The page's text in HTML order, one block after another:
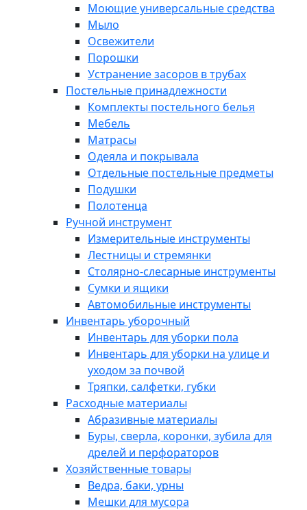
Моющие универсальные средства
Мыло
Освежители
Порошки
Устранение засоров в трубах
Постельные принадлежности
Комплекты постельного белья
Мебель
Матрасы
Одеяла и покрывала
Отдельные постельные предметы
Подушки
Полотенца
Ручной инструмент
Измерительные инструменты
Лестницы и стремянки
Столярно-слесарные инструменты
Сумки и ящики
Автомобильные инструменты
Инвентарь уборочный
Инвентарь для уборки пола
Инвентарь для уборки на улице и
уходом за почвой
Тряпки, салфетки, губки
Расходные материалы
Абразивные материалы
Буры, сверла, коронки, зубила для
дрелей и перфораторов
Хозяйственные товары
Ведра, баки, урны
Мешки для мусора